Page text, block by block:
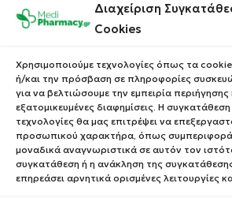
Διαχείριση
Cookies
Χρησιμοποιούμε τεχνολογίες όπως τα
ή/και την πρόσβαση σε πληροφορίες
για να βελτιώσουμε την εμπειρία
εξατομικευμένες διαφημίσεις. Η
τεχνολογίες θα μας επιτρέψει να
προσωπικού χαρακτήρα, όπως συμπεριφορά
μοναδικά αναγνωριστικά σε αυτόν τον
συγκατάθεση ή η ανάκληση της
επηρεάσει αρνητικά ορισμένες λειτουργίες
Επικοινωνία
Πολιτική Απορρήτου
Τρόποι Αποστολής
Τρόποι Πληρωμής
Επιστροφές Προϊόντων
Οι